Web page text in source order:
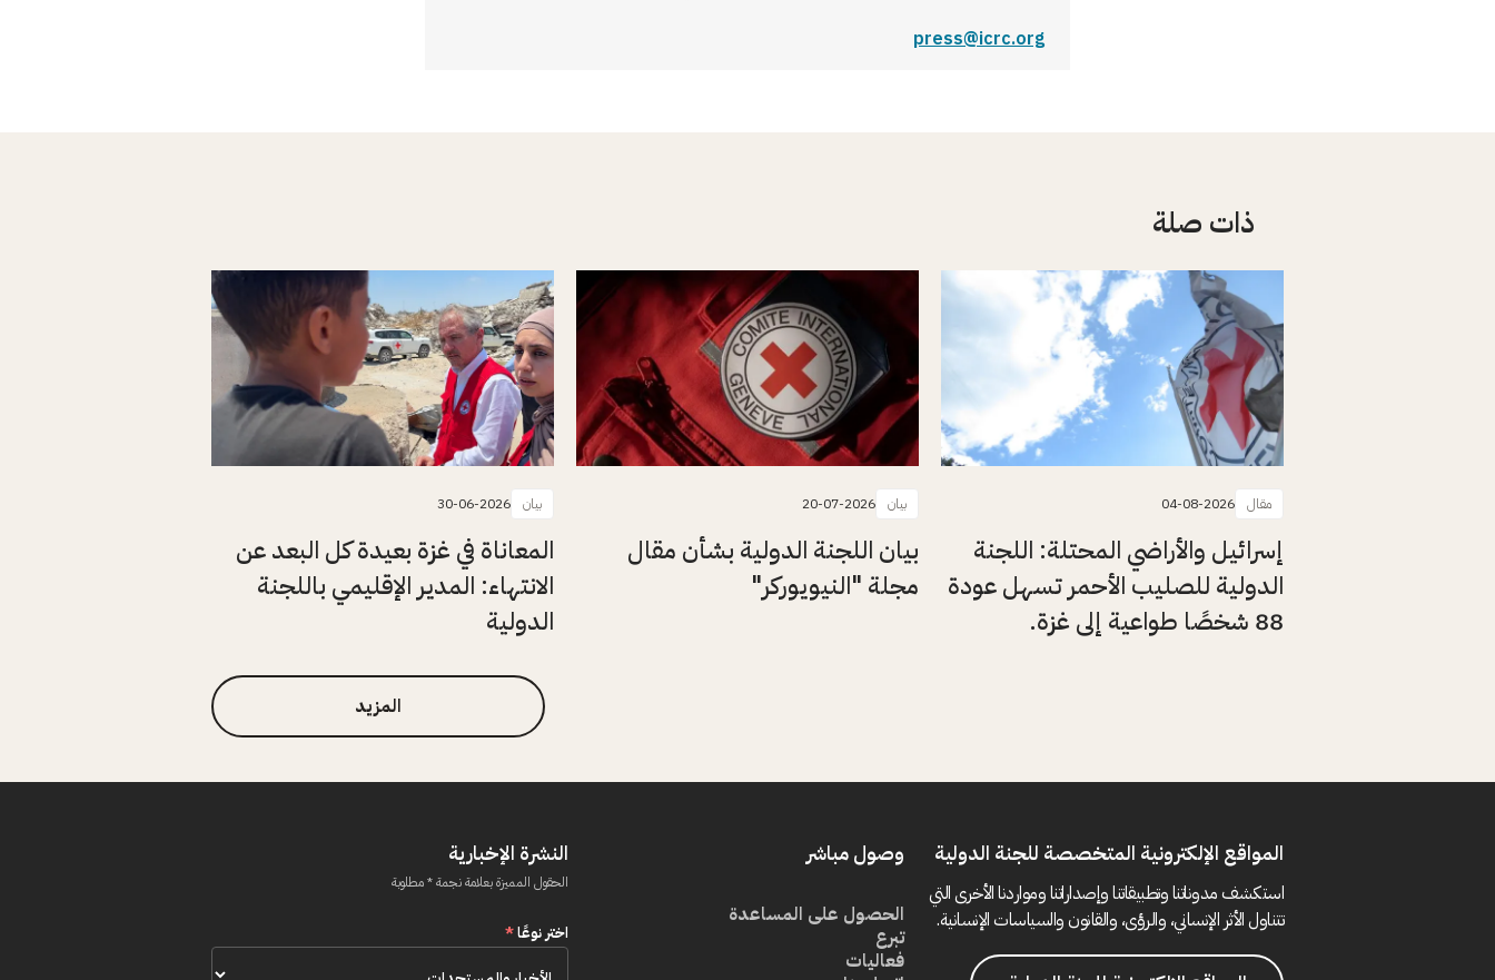
press@icrc.org
ذات صلة
مقال 04-08-2026
إسرائيل والأراضي المحتلة: اللجنة
الدولية للصليب الأحمر تسهل عودة
88 شخصًا طواعية إلى غزة.
بيان 20-07-2026
بيان اللجنة الدولية بشأن مقال
مجلة "النيويوركر"
بيان 30-06-2026
المعاناة في غزة بعيدة كل البعد عن
الانتهاء: المدير الإقليمي باللجنة
الدولية
المزيد
المواقع الإلكترونية المتخصصة للجنة الدولية
استكشف مدوناتنا وتطبيقاتنا وإصداراتنا ومواردنا الأخرى التي
تتناول الأثر الإنساني، والرؤى، والقانون والسياسات الإنسانية.
وصول مباشر
الحصول على المساعدة
تبرع
فعاليات
النشرة الإخبارية
الحقول المميزة بعلامة نجمة * مطلوبة
اختر نوعًا*